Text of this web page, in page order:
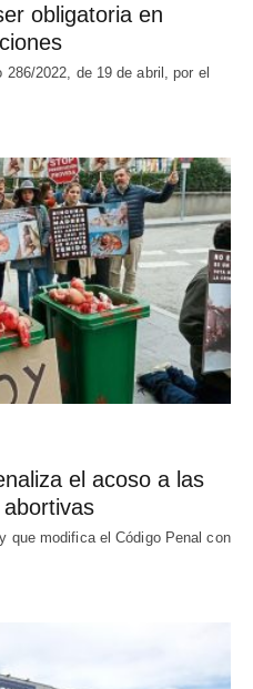
obligatoria en
2022, de 19 de abril, por el
el acoso a las
que modifica el Código Penal con